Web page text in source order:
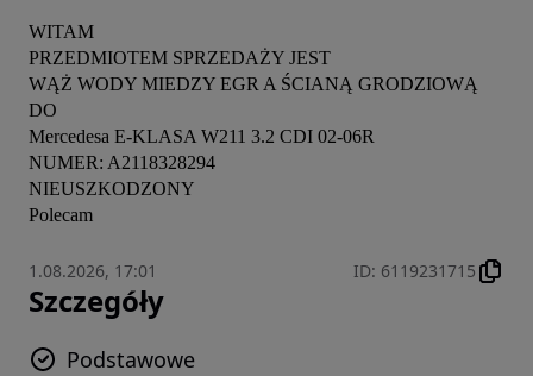
WITAM
PRZEDMIOTEM SPRZEDAŻY JEST
WĄŻ WODY MIEDZY EGR A ŚCIANĄ GRODZIOWĄ
DO
Mercedesa E-KLASA W211 3.2 CDI 02-06R
NUMER: A2118328294
NIEUSZKODZONY
Polecam
1.08.2026, 17:01 ID: 6119231715
Szczegóły
Podstawowe